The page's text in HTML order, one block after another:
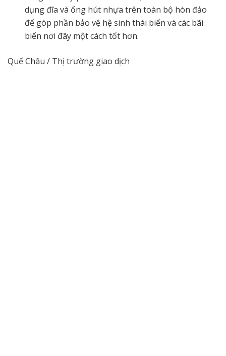
dụng đĩa và ống hút nhựa trên toàn bộ hòn đảo
để góp phần bảo vệ hệ sinh thái biển và các bãi
biển nơi đây một cách tốt hơn.
Quế Châu / Thị trường giao dịch